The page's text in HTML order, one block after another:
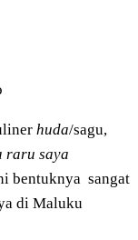
huda/sagu,
raru saya
bentuknya sangat
di Maluku